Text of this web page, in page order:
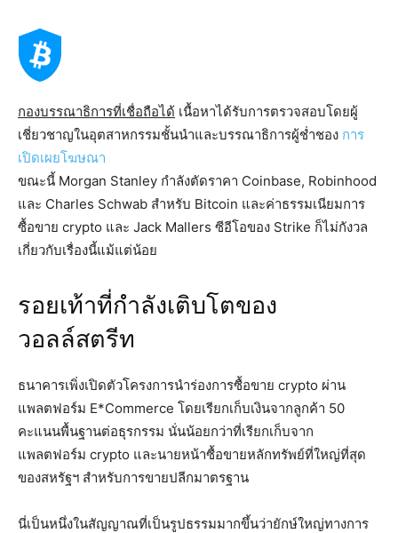
กองบรรณาธิการที่เชื่อถือได้ เนื้อหาได้รับการตรวจสอบโดยผู้
เชี่ยวชาญในอุตสาหกรรมชั้นนำและบรรณาธิการผู้ช่ำชอง การ
เปิดเผยโฆษณา
ขณะนี้ Morgan Stanley กำลังตัดราคา Coinbase, Robinhood
และ Charles Schwab สำหรับ Bitcoin และค่าธรรมเนียมการ
ซื้อขาย crypto และ Jack Mallers ซีอีโอของ Strike ก็ไม่กังวล
เกี่ยวกับเรื่องนี้แม้แต่น้อย
รอยเท้าที่กำลังเติบโตของ
วอลล์สตรีท
ธนาคารเพิ่งเปิดตัวโครงการนำร่องการซื้อขาย crypto ผ่าน
แพลตฟอร์ม E*Commerce โดยเรียกเก็บเงินจากลูกค้า 50
คะแนนพื้นฐานต่อธุรกรรม นั่นน้อยกว่าที่เรียกเก็บจาก
แพลตฟอร์ม crypto และนายหน้าซื้อขายหลักทรัพย์ที่ใหญ่ที่สุด
ของสหรัฐฯ สำหรับการขายปลีกมาตรฐาน
นี่เป็นหนึ่งในสัญญาณที่เป็นรูปธรรมมากขึ้นว่ายักษ์ใหญ่ทางการ